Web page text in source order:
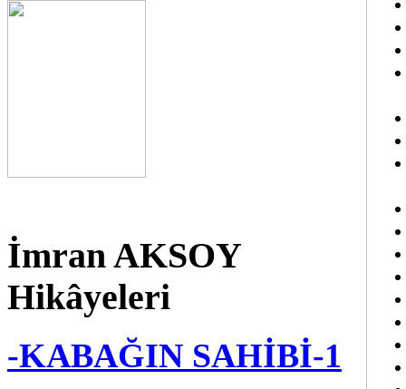
İmran AKSOY
Hikâyeleri
-KABAĞIN SAHİBİ-1